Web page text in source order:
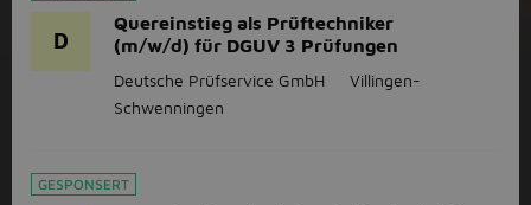
D
Quereinstieg als Prüftechniker
(m/w/d) für DGUV 3 Prüfungen
Deutsche Prüfservice GmbH
Villingen-
Schwenningen
GESPONSERT